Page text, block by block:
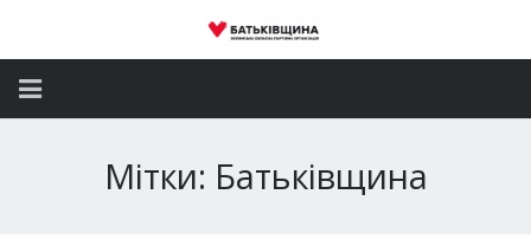
Мітки: Батьківщина